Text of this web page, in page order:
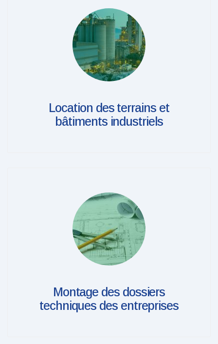
Location des terrains et
bâtiments industriels
Montage des dossiers
techniques des entreprises